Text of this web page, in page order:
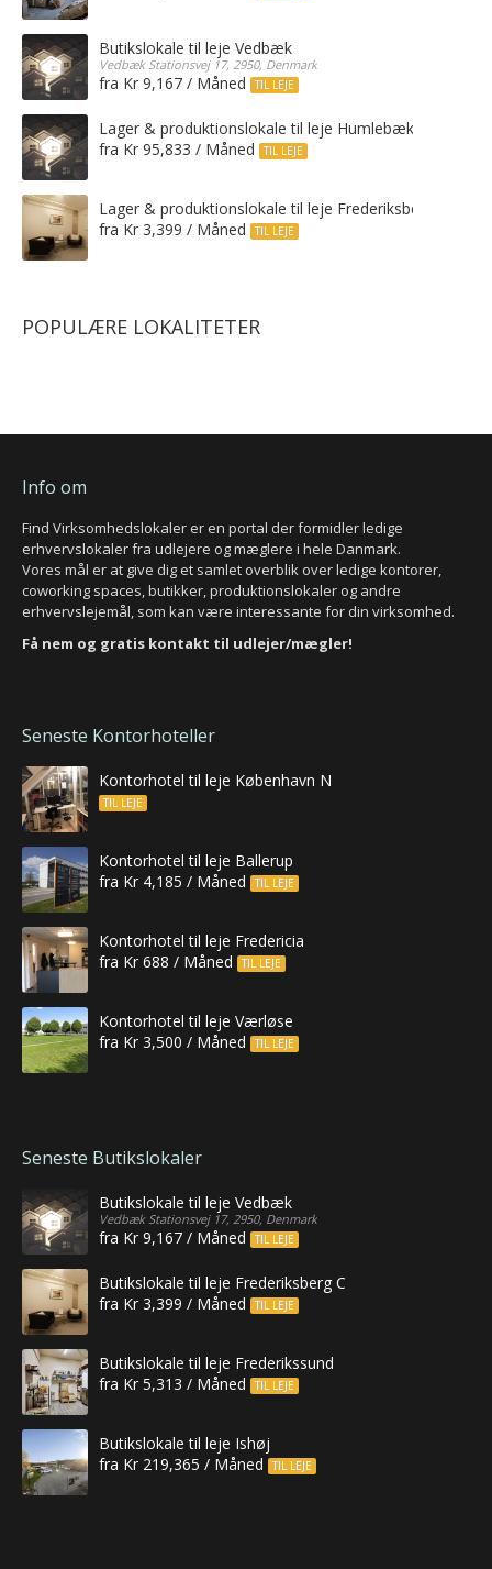
Butikslokale til leje Vedbæk
Vedbæk Stationsvej 17, 2950, Denmark
fra Kr 9,167 / Måned TIL LEJE
Lager & produktionslokale til leje Humlebæk
fra Kr 95,833 / Måned
TIL LEJE
Lager & produktionslokale til leje Frederiksberg C
fra Kr 3,399 / Måned
TIL LEJE
POPULÆRE LOKALITETER
Info om
Find Virksomhedslokaler er en portal der formidler ledige
erhvervslokaler fra udlejere og mæglere i hele Danmark.
Vores mål er at give dig et samlet overblik over ledige kontorer,
coworking spaces, butikker, produktionslokaler og andre
erhvervslejemål, som kan være interessante for din virksomhed.
Få nem og gratis kontakt til udlejer/mægler!
Seneste Kontorhoteller
Kontorhotel til leje København N
TIL LEJE
Kontorhotel til leje Ballerup
fra Kr 4,185 / Måned
TIL LEJE
Kontorhotel til leje Fredericia
fra Kr 688 / Måned
TIL LEJE
Kontorhotel til leje Værløse
fra Kr 3,500 / Måned
TIL LEJE
Seneste Butikslokaler
Butikslokale til leje Vedbæk
Vedbæk Stationsvej 17, 2950, Denmark
fra Kr 9,167 / Måned TIL LEJE
Butikslokale til leje Frederiksberg C
fra Kr 3,399 / Måned
TIL LEJE
Butikslokale til leje Frederikssund
fra Kr 5,313 / Måned
TIL LEJE
Butikslokale til leje Ishøj
fra Kr 219,365 / Måned
TIL LEJE